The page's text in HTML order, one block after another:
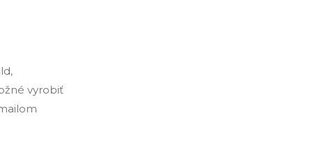
vyrobiť